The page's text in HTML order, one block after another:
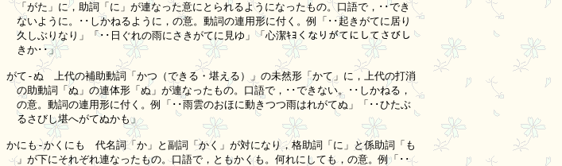
「がた」に，助詞「に」が連なった意にとられるようになったもの。口語で，･･でき
ないように。･･しかねるように，の意。動詞の連用形に付く。例「･･起きがてに居り
久しぶりなり」「･･日ぐれの雨にさきがてに見ゆ」「心潔ｷﾖくなりがてにしてさびし
きか･･」
がて-ぬ　上代の補助動詞「かつ（できる・堪える）」の未然形「かて」に，上代の打消
の助動詞「ぬ」の連体形「ぬ」が連なったもの。口語で，･･できない。･･しかねる，
の意。動詞の連用形に付く。例「･･雨雲のおほに動きつつ雨はれがてぬ」「･･ひたぶ
るさびし堪へがてぬかも」
かにも-かくにも　代名詞「か」と副詞「かく」が対になり，格助詞「に」と係助詞「も
」が下にそれぞれ連なったもの。口語で，ともかくも。何れにしても，の意。例「･･